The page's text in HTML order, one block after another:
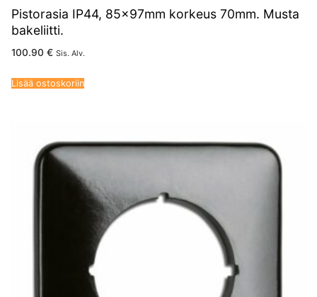
Pistorasia IP44, 85x97mm korkeus 70mm. Musta
bakeliitti.
100.90 € Sis. Alv.
Lisää ostoskoriin